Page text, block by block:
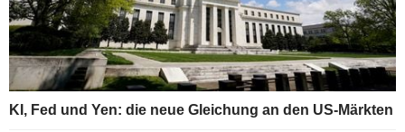
KI, Fed und Yen: die neue Gleichung an den US-Märkten